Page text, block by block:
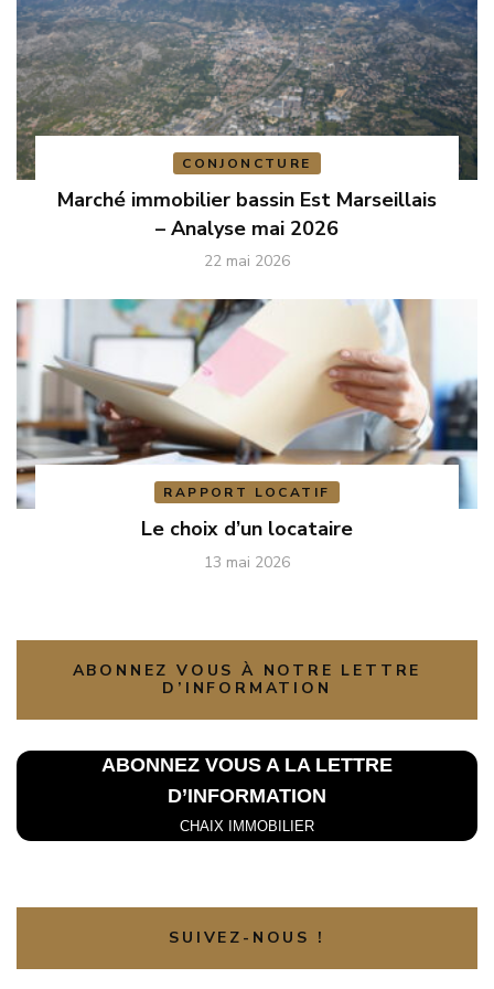
CONJONCTURE
Marché immobilier bassin Est Marseillais
– Analyse mai 2026
22 mai 2026
RAPPORT LOCATIF
Le choix d’un locataire
13 mai 2026
ABONNEZ VOUS À NOTRE LETTRE
D’INFORMATION
ABONNEZ VOUS A LA LETTRE
D’INFORMATION
CHAIX IMMOBILIER
SUIVEZ-NOUS !